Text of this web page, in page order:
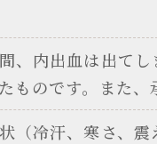
、内出血は出て
のです。また
冷汗、寒さ、